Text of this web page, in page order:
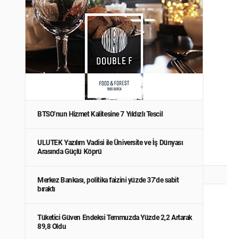
BTSO’nun Hizmet Kalitesine 7 Yıldızlı Tescil
ULUTEK Yazılım Vadisi ile Üniversite ve İş Dünyası
Arasında Güçlü Köprü
Merkez Bankası, politika faizini yüzde 37'de sabit
bıraktı
Tüketici Güven Endeksi Temmuzda Yüzde 2,2 Artarak
89,8 Oldu